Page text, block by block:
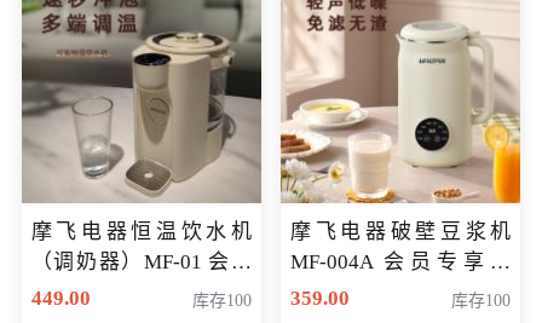
摩飞电器恒温饮水机
（调奶器）MF-01 会员
专享价366元
449.00 库存100
摩飞电器破壁豆浆机
MF-004A 会员专享价
168元
359.00 库存100